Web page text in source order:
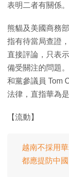
表明二者有關係。
熊貓及美國商務
指有待當局查證
直接評論，只表
備受關注的問題
和黨參議員 Tom
法律，直指華為
【流動】
越南不採用
都應提防中國